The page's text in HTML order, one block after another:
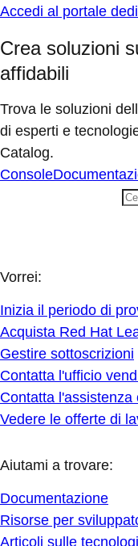
Accedi al portale
Crea soluzioni
affidabili
Trova le soluzioni
di esperti e
Catalog.
Console
Vorrei:
Inizia il periodo di
Acquista Red Hat
Gestire sottoscrizioni
Contatta l'ufficio
Contatta l'assistenza
Vedere le offerte di
Aiutami a trovare:
Documentazione
Risorse per
Articoli sulle